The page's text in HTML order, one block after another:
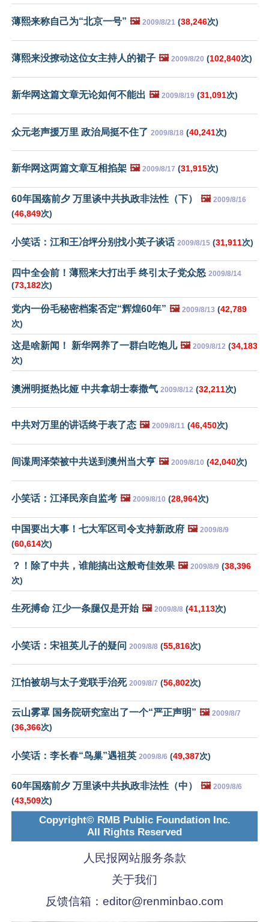
薄熙来称自己为“北京一号” 🖼️ 2009/8/21 (38,246次)
薄熙来没撩动这位女主持人的裙子 🖼️ 2009/8/20 (102,840次)
新华网这篇文章无论如何不能出 🖼️ 2009/8/19 (31,091次)
众元老声援万里 政治局挺不住了 2009/8/18 (40,241次)
新华网这两篇文章互相掐架 🖼️ 2009/8/17 (31,915次)
60年国殇前夕 万里谈中共执政非法性（下） 🖼️ 2009/8/16
(46,849次)
小笑话：江和王冶坪分别找小英子谈话 2009/8/15 (31,911次)
四中全会前！薄熙来大打出手 终引太子党众怒 2009/8/14
(73,182次)
党内一份毛秘密档案否定“辉煌60年” 🖼️ 2009/8/13 (42,789
次)
这是啥新闻！ 新华网养了一群白吃饱儿 🖼️ 2009/8/12 (34,183
次)
澳洲明挺热比娅 中共拿胡士泰撒气 2009/8/12 (32,211次)
中共对万里的讲话终于表了态 🖼️ 2009/8/11 (46,450次)
间谍周泽荣被中共送到澳州当大亨 🖼️ 2009/8/10 (42,040次)
小笑话：江泽民亲自监考 🖼️ 2009/8/10 (28,964次)
中国要出大事！七大军区司令支持新政府 🖼️ 2009/8/9
(60,614次)
？！除了中共，谁能搞出这般奇佳效果 🖼️ 2009/8/9 (38,396
次)
生死搏命 江少一条腿仅是开始 🖼️ 2009/8/8 (41,113次)
小笑话：宋祖英儿子的疑问 2009/8/8 (55,816次)
江怕被胡与太子党联手治死 2009/8/7 (56,802次)
云山雾罩 国务院研究室出了一个“严正声明” 🖼️ 2009/8/7
(36,366次)
小笑话：李长春“鸟巢”遇祖英 2009/8/6 (49,387次)
60年国殇前夕 万里谈中共执政非法性（中） 🖼️ 2009/8/6
(43,509次)
Copyright© RMB Public Foundation Inc.
All Rights Reserved
人民报网站服务条款
关于我们
反馈信箱： editor@renminbao.com